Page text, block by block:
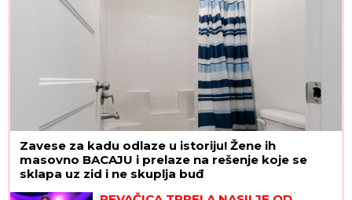
Zavese za kadu odlaze u istoriju! Žene ih
masovno BACAJU i prelaze na rešenje koje se
sklapa uz zid i ne skuplja buđ